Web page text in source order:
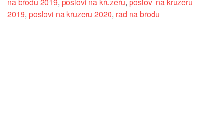
na brodu 2019, poslovi na kruzeru, poslovi na kruzeru
2019, poslovi na kruzeru 2020, rad na brodu